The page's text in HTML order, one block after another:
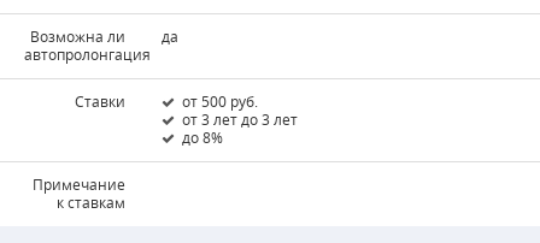
Возможна ли
автопролонгация
да
Ставки
от 500 руб.
от 3 лет до 3 лет
до 8%
Примечание
к ставкам